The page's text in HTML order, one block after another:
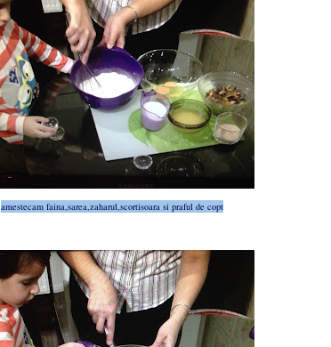
amestecam faina,sarea,zaharul,scortisoara si praful de copt